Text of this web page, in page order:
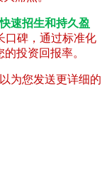
速招生和持久盈
口碑，通过标准化
投资回报率。
为您发送更详细的